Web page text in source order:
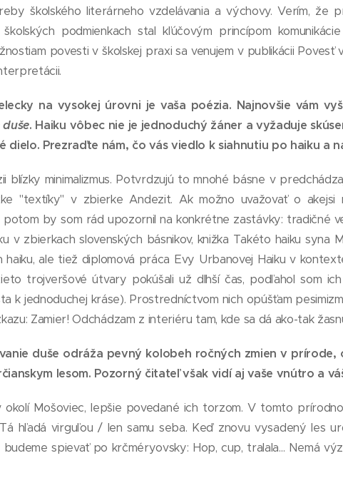
školského literárneho vzdelávania a výchovy. Verím, že
podmienkach stal kľúčovým princípom
povesti v školskej praxi sa venujem v publikácii
na vysokej úrovni je vaša poézia. Najnovšie vám
. Haiku vôbec nie je jednoduchý žáner a vyžaduje
dielo. Prezraďte nám, čo vás viedlo k siahnutiu po haiku a
blízky minimalizmus. Potvrdzujú to mnohé básne v
"textíky" v zbierke Andezit. Ak možno uvažovať o
potom by som rád upozornil na konkrétne zastávky:
v zbierkach slovenských básnikov, knižka Takéto haiku syna
ale tiež diplomová práca Evy Urbanovej Haiku v
trojveršové útvary pokúšali už dlhší čas, podľahol som
k jednoduchej kráse). Prostredníctvom nich opúšťam
Zamier! Odchádzam z interiéru tam, kde sa dá ako-tak
duše odráža pevný kolobeh ročných zmien v
lesom. Pozorný čitateľ však vidí aj vaše vnútro a
okolí Mošoviec, lepšie povedané ich torzom. V tomto
hľadá virguľou / len samu seba. Keď znovu vysadený les
budeme spievať po krčméryovsky: Hop, cup, tralala... Nemá